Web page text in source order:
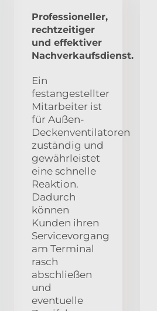
Professioneller,
rechtzeitiger
und effektiver
Nachverkaufsdienst.
Ein
festangestellter
Mitarbeiter ist
für Außen-
Deckenventilatoren
zuständig und
gewährleistet
eine schnelle
Reaktion.
Dadurch
können
Kunden ihren
Servicevorgang
am Terminal
rasch
abschließen
und
eventuelle